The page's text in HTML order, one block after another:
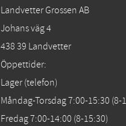
Landvetter Grossen AB
Johans väg 4
438 39 Landvetter
Öppettider:
Lager (telefon)
Måndag-Torsdag 7:00-15:30 (8-
Fredag 7:00-14:00 (8-15:30)